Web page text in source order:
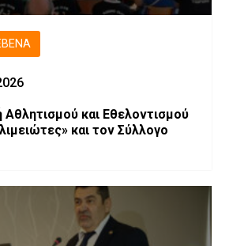
Αθλητισμού και Εθελοντισμού
και τον Σύλλογο